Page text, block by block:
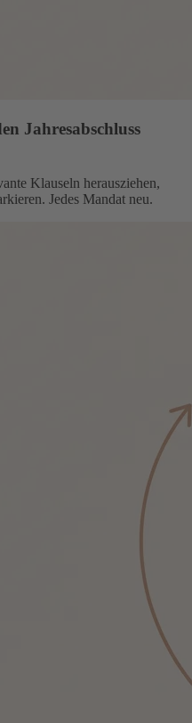
Jahresabschluss
Klauseln herausziehen,
Jedes Mandat neu.